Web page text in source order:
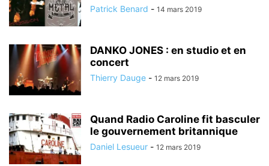
Patrick Benard - 14 mars 2019
DANKO JONES : en studio et en
concert
Thierry Dauge - 12 mars 2019
Quand Radio Caroline fit basculer
le gouvernement britannique
Daniel Lesueur - 12 mars 2019